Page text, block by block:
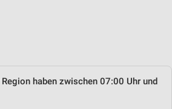
haben zwischen 07:00 Uhr und